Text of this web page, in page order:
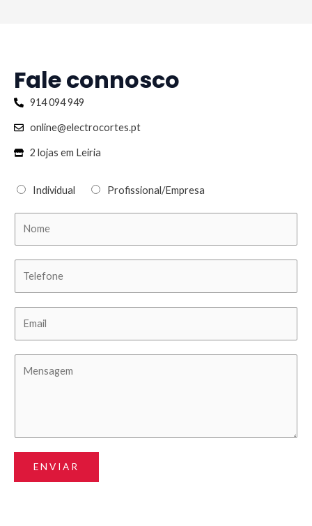
Fale connosco
914 094 949
online@electrocortes.pt
2 lojas em Leiria
Individual Profissional/Empresa
ENVIAR